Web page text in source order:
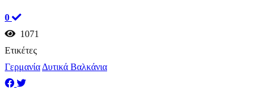
0
1071
Ετικέτες
Γερμανία Δυτικά Βαλκάνια